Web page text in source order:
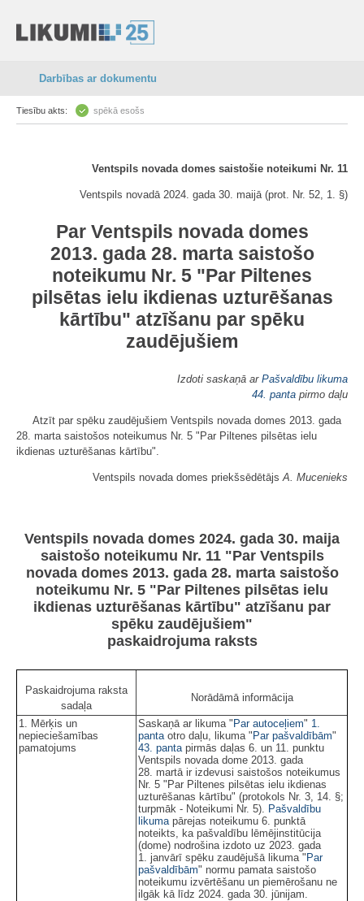
Darbības ar dokumentu
Tiesību akts: spēkā esošs
Ventspils novada domes saistošie noteikumi Nr. 11
Ventspils novadā 2024. gada 30. maijā (prot. Nr. 52, 1. §)
Par Ventspils novada domes
2013. gada 28. marta saistošo
noteikumu Nr. 5 "Par Piltenes
pilsētas ielu ikdienas uzturēšanas
kārtību" atzīšanu par spēku
zaudējušiem
Izdoti saskaņā ar Pašvaldību likuma
44. panta pirmo daļu
Atzīt par spēku zaudējušiem Ventspils novada domes 2013. gada
28. marta saistošos noteikumus Nr. 5 "Par Piltenes pilsētas ielu
ikdienas uzturēšanas kārtību".
Ventspils novada domes priekšsēdētājsA. Mucenieks
Ventspils novada domes 2024. gada 30. maija
saistošo noteikumu Nr. 11 "Par Ventspils
novada domes 2013. gada 28. marta saistošo
noteikumu Nr. 5 "Par Piltenes pilsētas ielu
ikdienas uzturēšanas kārtību" atzīšanu par
spēku zaudējušiem"
paskaidrojuma raksts
Paskaidrojuma raksta
sadaļa
Norādāmā informācija
1. Mērķis un
nepieciešamības
pamatojums
Saskaņā ar likuma " Par autoceļiem" 1.
panta otro daļu, likuma " Par pašvaldībām"
43. panta pirmās daļas 6. un 11. punktu
Ventspils novada dome 2013. gada
28. martā ir izdevusi saistošos noteikumus
Nr. 5 "Par Piltenes pilsētas ielu ikdienas
uzturēšanas kārtību" (protokols Nr. 3, 14. §;
turpmāk - Noteikumi Nr. 5).
Pašvaldību
likuma pārejas noteikumu 6. punktā
noteikts, ka pašvaldību lēmējinstitūcija
(dome) nodrošina izdoto uz 2023. gada
1. janvārī spēku zaudējušā likuma " Par
pašvaldībām" normu pamata saistošo
noteikumu izvērtēšanu un piemērošanu ne
ilgāk kā līdz 2024. gada 30. jūnijam.